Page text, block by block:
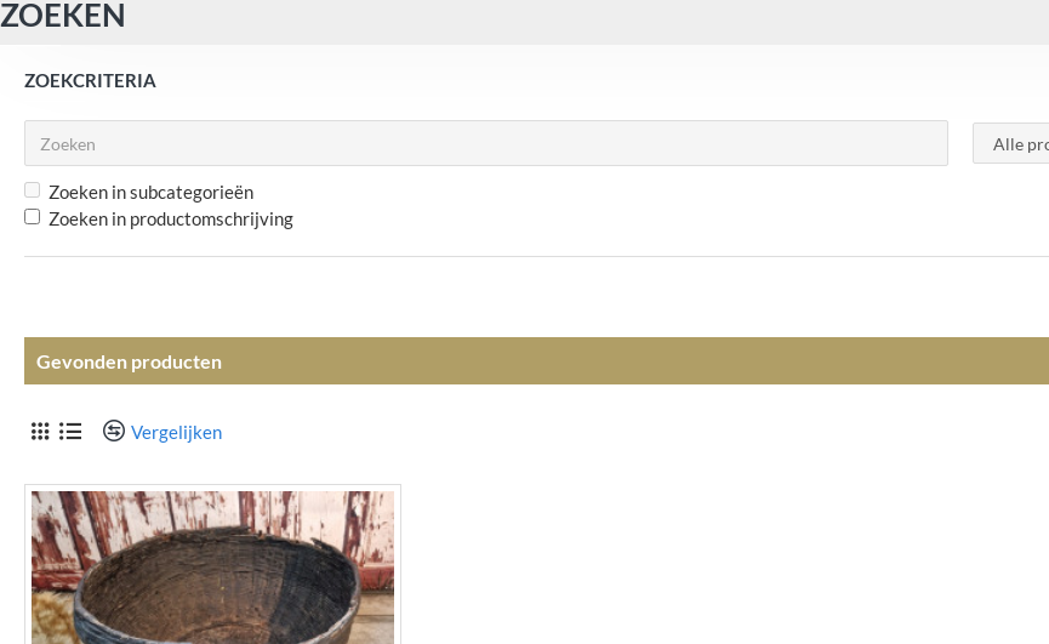
ZOEKEN
ZOEKCRITERIA
Zoeken in subcategorieën
Zoeken in productomschrijving
Gevonden producten
Vergelijken